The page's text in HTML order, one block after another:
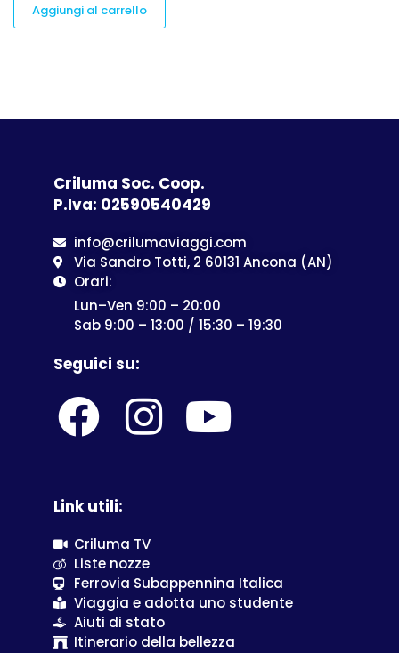
Aggiungi al carrello
Criluma Soc. Coop.
P.Iva: 02590540429
info@crilumaviaggi.com
Via Sandro Totti, 2 60131 Ancona (AN)
Orari:
Lun–Ven 9:00 – 20:00
Sab 9:00 – 13:00 / 15:30 – 19:30
Seguici su:
Link utili:
Criluma TV
Liste nozze
Ferrovia Subappennina Italica
Viaggia e adotta uno studente
Aiuti di stato
Itinerario della bellezza